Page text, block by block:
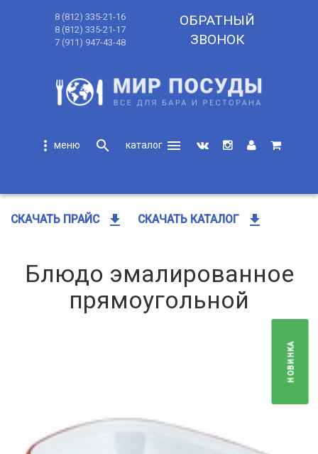
8 (812) 335-21-16
8 (812) 335-21-17
7 (911) 947-43-48
ОБРАТНЫЙ
ЗВОНОК
more_vert search
menu
СКАЧАТЬ ПРАЙС get_app СКАЧАТЬ КАТАЛОГ get_app
Блюдо эмалированное
прямоугольной
НОВИНКА